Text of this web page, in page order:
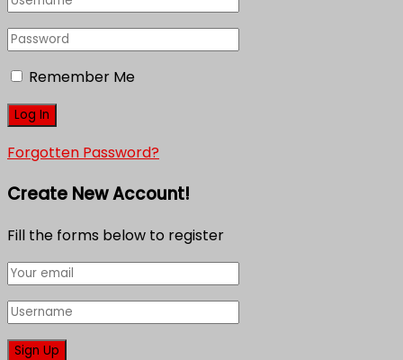
Remember Me
Forgotten Password?
Create New Account!
Fill the forms below to register